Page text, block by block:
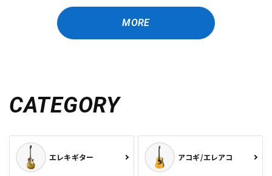
MORE
CATEGORY
エレキギター アコギ/エレアコ